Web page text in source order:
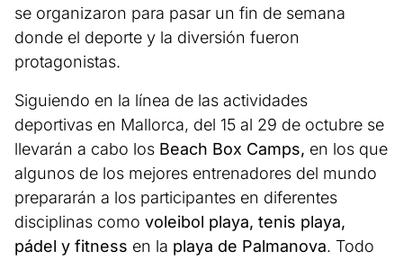
se organizaron para pasar un fin de semana
donde el deporte y la diversión fueron
protagonistas.
Siguiendo en la línea de las actividades
deportivas en Mallorca, del 15 al 29 de octubre se
llevarán a cabo los Beach Box Camps, en los que
algunos de los mejores entrenadores del mundo
prepararán a los participantes en diferentes
disciplinas como voleibol playa, tenis playa,
pádel y fitness en la playa de Palmanova. Todo